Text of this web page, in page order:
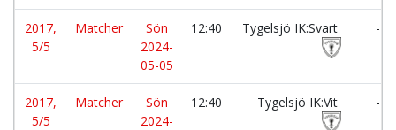
2017,
5/5
Matcher
Sön
2024-
05-05
12:40 Tygelsjö IK:Svart -
2017,
5/5
Matcher
Sön
2024-
12:40 Tygelsjö IK:Vit -